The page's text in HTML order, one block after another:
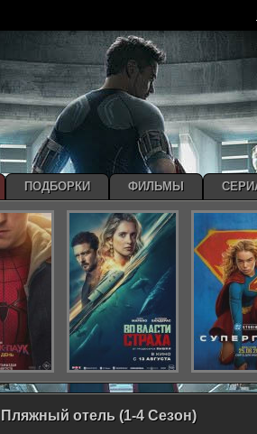
Пляжный отель (1-4 Сезон)
ПОДБОРКИ ФИЛЬМЫ